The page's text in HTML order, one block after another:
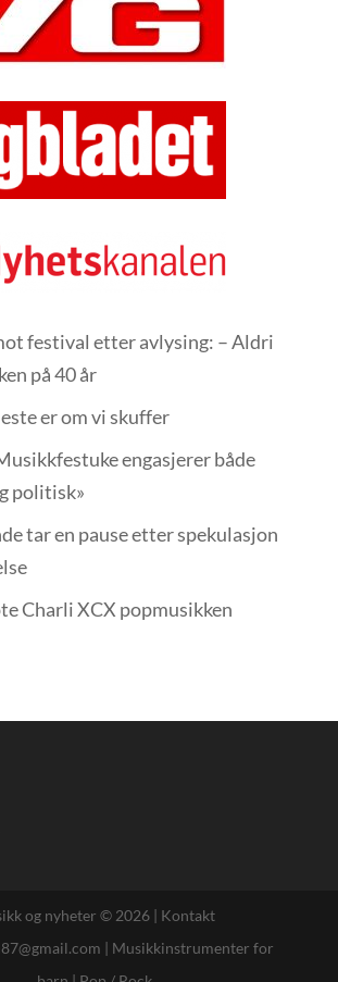
festival etter avlysing: – Aldri
på 40 år
er om vi skuffer
engasjerer både
politisk»
tar en pause etter spekulasjon
Charli XCX popmusikken
og nyheter © 2026 | Kontakt
| Musikkinstrumenter for